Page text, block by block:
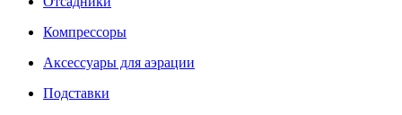
Компрессоры
Аксессуары для аэрации
Подставки